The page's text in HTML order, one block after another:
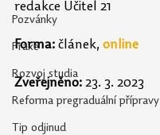
Pozvánky
Praxe
Rozvoj studia
Reforma pregraduální přípravy
Tip odjinud
redakce Učitel 21
Forma: článek, online
Zveřejněno: 23. 3. 2023